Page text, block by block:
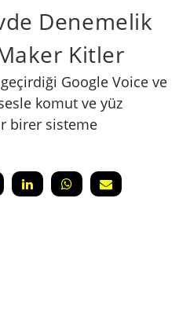
Denemelik
Kitler
Google Voice ve
komut ve yüz
birer sisteme